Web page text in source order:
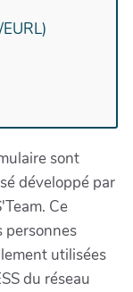
sont
développé par
Ce
personnes
utilisées
du réseau